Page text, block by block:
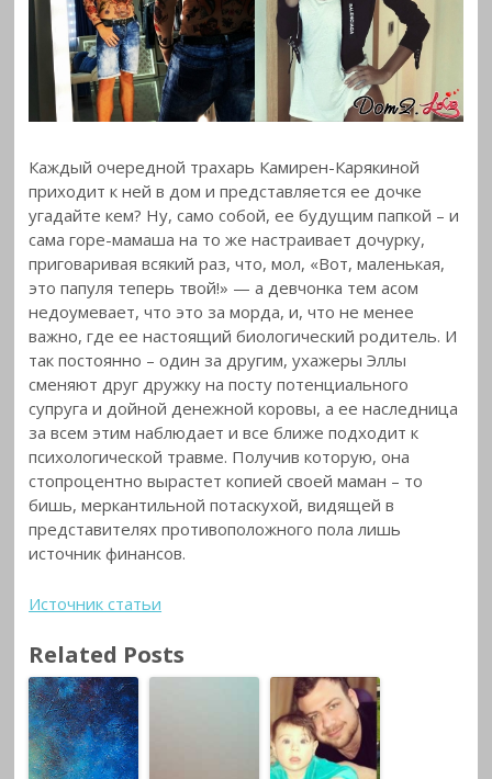
Каждый очередной трахарь Камирен-Карякиной
приходит к ней в дом и представляется ее дочке
угадайте кем? Ну, само собой, ее будущим папкой – и
сама горе-мамаша на то же настраивает дочурку,
приговаривая всякий раз, что, мол, «Вот, маленькая,
это папуля теперь твой!» — а девчонка тем асом
недоумевает, что это за морда, и, что не менее
важно, где ее настоящий биологический родитель. И
так постоянно – один за другим, ухажеры Эллы
сменяют друг дружку на посту потенциального
супруга и дойной денежной коровы, а ее наследница
за всем этим наблюдает и все ближе подходит к
психологической травме. Получив которую, она
стопроцентно вырастет копией своей маман – то
бишь, меркантильной потаскухой, видящей в
представителях противоположного пола лишь
источник финансов.
Источник статьи
Related Posts